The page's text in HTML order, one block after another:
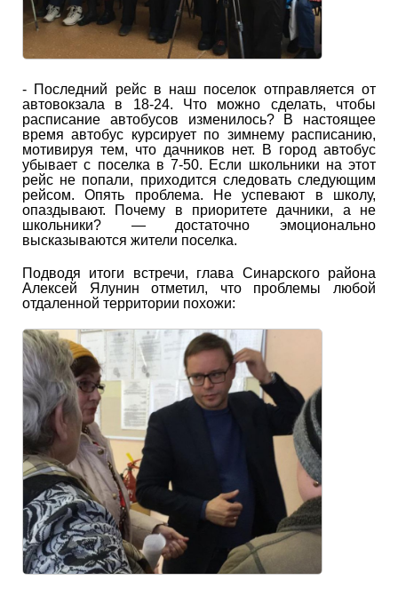
- Последний рейс в наш поселок отправляется от
автовокзала в 18-24. Что можно сделать, чтобы
расписание автобусов изменилось? В настоящее
время автобус курсирует по зимнему расписанию,
мотивируя тем, что дачников нет. В город автобус
убывает с поселка в 7-50. Если школьники на этот
рейс не попали, приходится следовать следующим
рейсом. Опять проблема. Не успевают в школу,
опаздывают. Почему в приоритете дачники, а не
школьники? ― достаточно эмоционально
высказываются жители поселка.
Подводя итоги встречи, глава Синарского района
Алексей Ялунин отметил, что проблемы любой
отдаленной территории похожи: